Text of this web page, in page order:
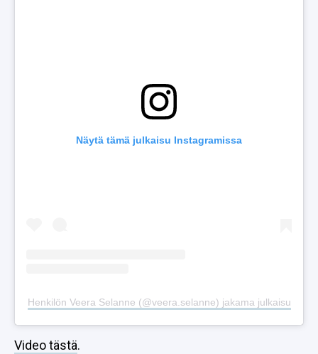
Näytä tämä julkaisu Instagramissa
Henkilön Veera Selanne (@veera.selanne) jakama julkaisu
Video tästä.